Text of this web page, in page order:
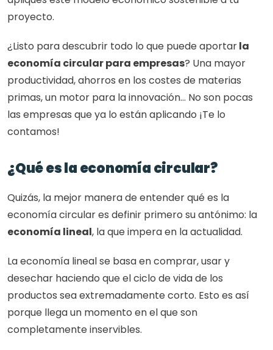
proyecto.
¿Listo para descubrir todo lo que puede aportar la
economía circular para empresas? Una mayor
productividad, ahorros en los costes de materias
primas, un motor para la innovación… No son pocas
las empresas que ya lo están aplicando ¡Te lo
contamos!
¿Qué es la economía circular?
Quizás, la mejor manera de entender qué es la
economía lineal, la que impera en la actualidad.
La economía lineal se basa en comprar, usar y
desechar haciendo que el ciclo de vida de los
productos sea extremadamente corto. Esto es así
porque llega un momento en el que son
completamente inservibles.